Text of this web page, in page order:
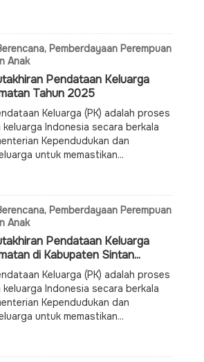
Pemberdayaan Perempuan
Anak
Pendataan Keluarga
Tahun 2025
Keluarga (PK) adalah proses
Indonesia secara berkala
Kependudukan dan
untuk memastikan...
Pemberdayaan Perempuan
Anak
Pendataan Keluarga
di Kabupaten Sintan...
Keluarga (PK) adalah proses
Indonesia secara berkala
Kependudukan dan
untuk memastikan...